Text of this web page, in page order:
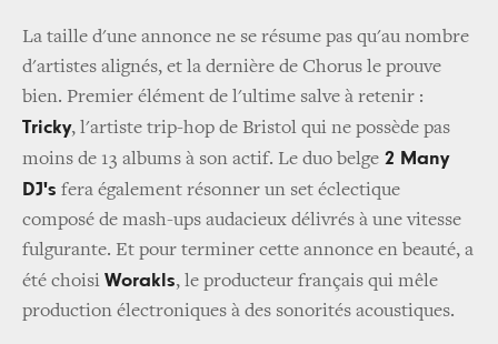
La taille d'une annonce ne se résume pas qu'au nombre
d'artistes alignés, et la dernière de Chorus le prouve
bien. Premier élément de l'ultime salve à retenir :
Tricky, l'artiste trip-hop de Bristol qui ne possède pas
moins de 13 albums à son actif. Le duo belge 2 Many
DJ's fera également résonner un set éclectique
composé de mash-ups audacieux délivrés à une vitesse
fulgurante. Et pour terminer cette annonce en beauté, a
été choisi Worakls, le producteur français qui mêle
production électroniques à des sonorités acoustiques.